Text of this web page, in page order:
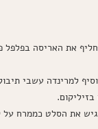
את האריסה בפלפל
למרינדה עשבי
בזיליקום.
את הסלט כממרח על